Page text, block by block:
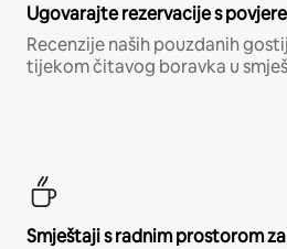
Ugovarajte rezervacije s
Recenzije naših pouzdanih
tijekom čitavog boravka u
Smještaji s radnim prostorom